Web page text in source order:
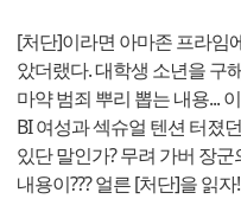
[처단]이라면 아마존 프라임
았더랬다. 대학생 소년을 구
마약 범죄 뿌리 뽑는 내용...
BI 여성과 섹슈얼 텐션 터졌
있단 말인가? 무려 가버 장
내용이??? 얼른 [처단]을 읽자